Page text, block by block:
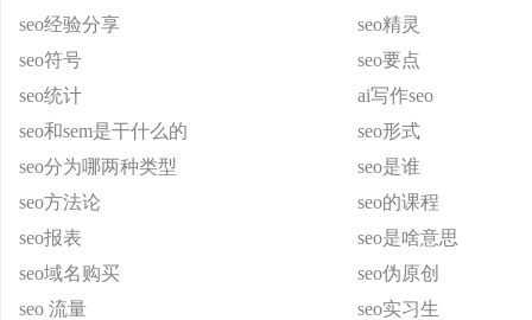
seo经验分享
seo精灵
seo符号
seo要点
seo统计
ai写作seo
seo和sem是干什么的
seo形式
seo分为哪两种类型
seo是谁
seo方法论
seo的课程
seo报表
seo是啥意思
seo域名购买
seo伪原创
seo 流量
seo实习生